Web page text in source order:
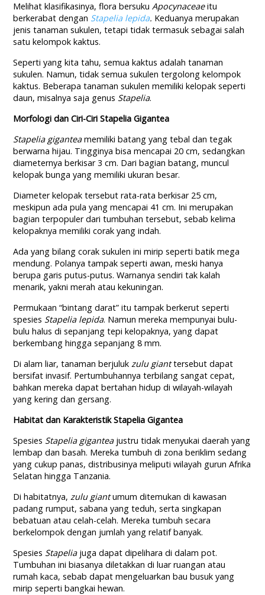
Melihat klasifikasinya, flora bersukuApocynaceaeitu
berkerabat dengan Stapelia lepida. Keduanya merupakan
jenis tanaman sukulen, tetapi tidak termasuk sebagai salah
satu kelompok kaktus.
Seperti yang kita tahu, semua kaktus adalah tanaman
sukulen. Namun, tidak semua sukulen tergolong kelompok
kaktus. Beberapa tanaman sukulen memiliki kelopak seperti
daun, misalnya saja genus Stapelia.
Morfologi dan Ciri-Ciri Stapelia Gigantea
Stapelia giganteamemiliki batang yang tebal dan tegak
berwarna hijau. Tingginya bisa mencapai 20 cm, sedangkan
diameternya berkisar 3 cm. Dari bagian batang, muncul
kelopak bunga yang memiliki ukuran besar.
Diameter kelopak tersebut rata-rata berkisar 25 cm,
meskipun ada pula yang mencapai 41 cm. Ini merupakan
bagian terpopuler dari tumbuhan tersebut, sebab kelima
kelopaknya memiliki corak yang indah.
Ada yang bilang corak sukulen ini mirip seperti batik mega
mendung. Polanya tampak seperti awan, meski hanya
berupa garis putus-putus. Warnanya sendiri tak kalah
menarik, yakni merah atau kekuningan.
Permukaan “bintang darat” itu tampak berkerut seperti
spesies Stapelia lepida. Namun mereka mempunyai bulu-
bulu halus di sepanjang tepi kelopaknya, yang dapat
berkembang hingga sepanjang 8 mm.
Di alam liar, tanaman berjulukzulu gianttersebut dapat
bersifat invasif. Pertumbuhannya terbilang sangat cepat,
bahkan mereka dapat bertahan hidup di wilayah-wilayah
yang kering dan gersang.
Habitat dan Karakteristik Stapelia Gigantea
Spesies Stapelia gigantea justru tidak menyukai daerah yang
lembap dan basah. Mereka tumbuh di zona beriklim sedang
yang cukup panas, distribusinya meliputi wilayah gurun Afrika
Selatan hingga Tanzania.
Di habitatnya,zulu giantumum ditemukan di kawasan
padang rumput, sabana yang teduh, serta singkapan
bebatuan atau celah-celah. Mereka tumbuh secara
berkelompok dengan jumlah yang relatif banyak.
Spesies Stapelia juga dapat dipelihara di dalam pot.
Tumbuhan ini biasanya diletakkan di luar ruangan atau
rumah kaca, sebab dapat mengeluarkan bau busuk yang
mirip seperti bangkai hewan.